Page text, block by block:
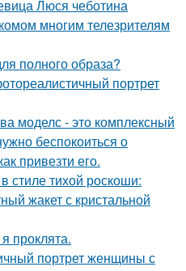
Люся чеботина
многим телезрителям
полного образа?
портрет
моделс - это комплексный
беспокоиться о
привезти его.
стиле тихой роскоши:
жакет с кристальной
проклята.
портрет женщины с